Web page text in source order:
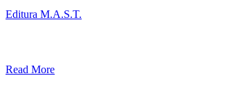
Editura M.A.S.T.
Read More